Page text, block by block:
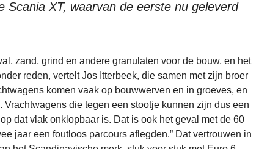
Scania XT, waarvan de eerste nu geleverd
zand, grind en andere granulaten voor de bouw, en het
reden, vertelt Jos Itterbeek, die samen met zijn broer
komen vaak op bouwwerven en in groeves, en
die tegen een stootje kunnen zijn dus een
dat vlak onklopbaar is. Dat is ook het geval met de 60
jaar een foutloos parcours aflegden.” Dat vertrouwen in